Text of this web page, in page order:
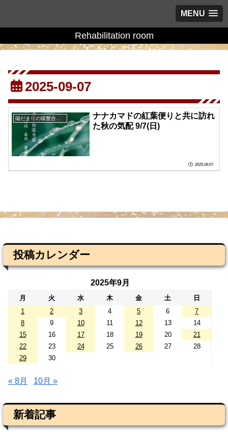
MENU
Rehabilitation room
2025-09-07
陽だまりの猿蟹合戦の庭に
ナナカマドの紅葉便りと共に訪れ
た秋の気配 9/7(日)
2025.09.07
投稿カレンダー
2025年9月
月 火 水 木 金 土
日
1
2 3 4 5 6
7
8
9 10 11 12 13
14
15
16 17 18 19 20
21
22
23 24 25 26 27
28
29
30
« 8月 10月 »
新着記事